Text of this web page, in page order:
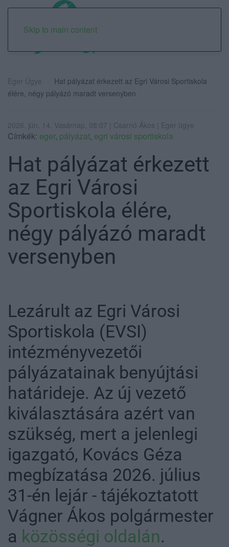
Skip to main content
Eger Ügye
Hat pályázat érkezett az Egri Városi Sportiskola
élére, négy pályázó maradt versenyben
2026. jún. 14. Vasárnap, 08:07 | Csarnó Ákos | Eger ügye
Címkék: eger, pályázat, egri városi sportiskola
Hat pályázat érkezett
az Egri Városi
Sportiskola élére,
négy pályázó maradt
versenyben
Lezárult az Egri Városi
Sportiskola (EVSI)
intézményvezetői
pályázatainak benyújtási
határideje. Az új vezető
kiválasztására azért van
szükség, mert a jelenlegi
igazgató, Kovács Géza
megbízatása 2026. július
31-én lejár - tájékoztatott
Vágner Ákos polgármester
a közösségi oldalán.